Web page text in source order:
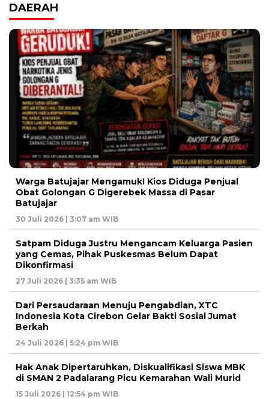
DAERAH
Warga Batujajar Mengamuk! Kios Diduga Penjual
Obat Golongan G Digerebek Massa di Pasar
Batujajar
30 Juli 2026 | 3:07 am WIB
Satpam Diduga Justru Mengancam Keluarga Pasien
yang Cemas, Pihak Puskesmas Belum Dapat
Dikonfirmasi
27 Juli 2026 | 3:35 am WIB
Dari Persaudaraan Menuju Pengabdian, XTC
Indonesia Kota Cirebon Gelar Bakti Sosial Jumat
Berkah
24 Juli 2026 | 5:24 pm WIB
Hak Anak Dipertaruhkan, Diskualifikasi Siswa MBK
di SMAN 2 Padalarang Picu Kemarahan Wali Murid
15 Juli 2026 | 12:54 pm WIB